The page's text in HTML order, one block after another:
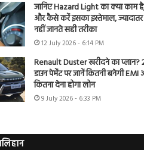
जानिए Hazard Light का क्या काम
और कैसे करें इसका इस्तेमाल,
नहीं जानते सही तरीका
12 July 2026 - 6:14 PM
Renault Duster खरीदने का प्लान?
डाउन पेमेंट पर जानें कितनी बनेगी EMI
कितना देना होगा लोन
9 July 2026 - 6:33 PM